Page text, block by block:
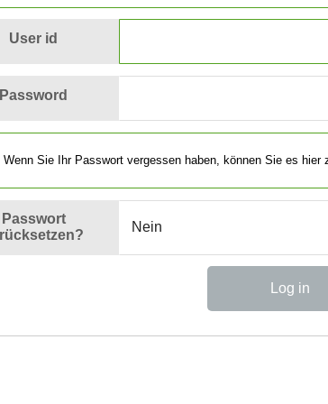
User id
Password
Wenn Sie Ihr Passwort vergessen haben, können Sie es hier
Passwort